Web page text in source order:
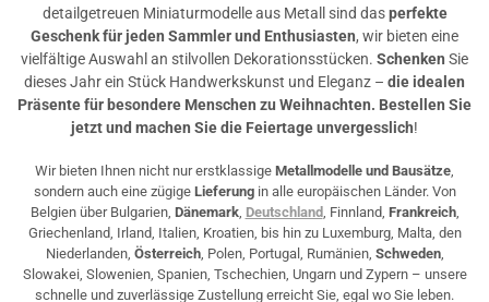
detailgetreuen Miniaturmodelle aus Metall sind dasperfekte
Geschenk für jeden Sammler und Enthusiasten, wir bieten eine
vielfältige Auswahl an stilvollen Dekorationsstücken. Schenken Sie
dieses Jahr ein Stück Handwerkskunst und Eleganz – die idealen
Präsente für besondere Menschen zu Weihnachten. Bestellen Sie
jetzt und machen Sie die Feiertage unvergesslich!
Wir bieten Ihnen nicht nur erstklassige Metallmodelle und Bausätze
sondern auch eine zügige Lieferungin alle europäischen Länder. Von
Belgien über Bulgarien, Dänemark, Deutschland , Finnland, Frankreich,
Griechenland, Irland, Italien, Kroatien, bis hin zu Luxemburg, Malta, den
Niederlanden, Österreich, Polen, Portugal, Rumänien, Schweden,
Slowakei, Slowenien, Spanien, Tschechien, Ungarn und Zypern – unsere
schnelle und zuverlässige Zustellung erreicht Sie, egal wo Sie leben.